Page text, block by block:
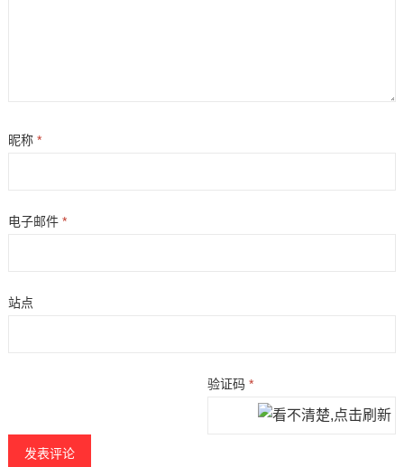
昵称 *
电子邮件 *
站点
验证码*